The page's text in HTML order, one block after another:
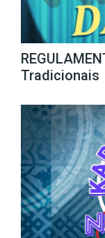
Tradicionais